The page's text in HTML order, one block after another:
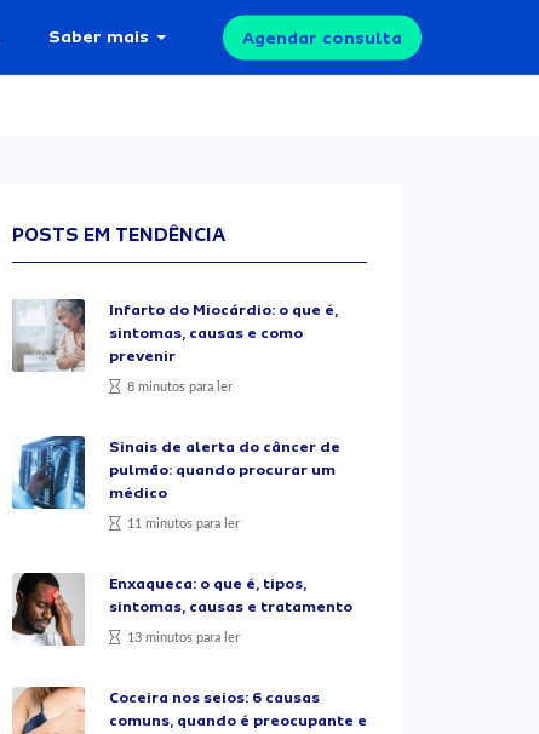
Saber mais Agendar consulta
POSTS EM TENDÊNCIA
Infarto do Miocárdio: o que é,
sintomas, causas e como
prevenir
8 minutos para ler
Sinais de alerta do câncer de
pulmão: quando procurar um
médico
11 minutos para ler
Enxaqueca: o que é, tipos,
sintomas, causas e tratamento
13 minutos para ler
Coceira nos seios: 6 causas
comuns, quando é preocupante e